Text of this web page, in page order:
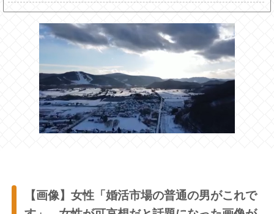
【画像】女性「婚活市場の普通の男がこれで